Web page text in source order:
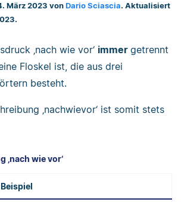
März 2023 von Dario Sciascia. Aktualisiert
‚nach wie vor‘ immer getrennt
Floskel ist, die aus drei
besteht.
‚nachwievor‘ ist somit stets
‚nach wie vor‘
Beispiel